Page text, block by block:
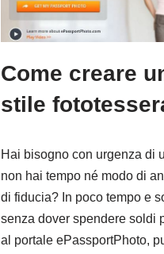
Come creare
stile
Hai bisogno con urgenza di
non hai tempo né modo di
di fiducia? In poco tempo e
senza dover spendere soldi
al portale ePassportPhoto,